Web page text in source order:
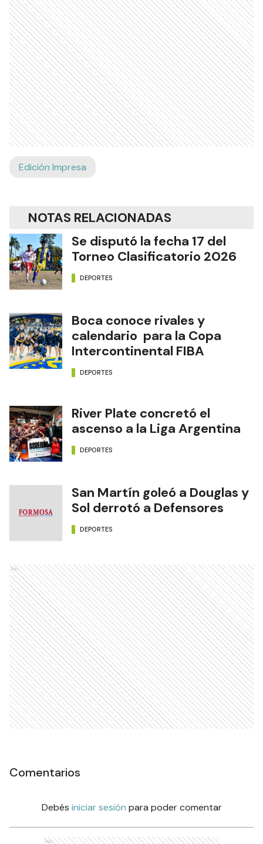
Edición Impresa
NOTAS RELACIONADAS
Se disputó la fecha 17 del
Torneo Clasificatorio 2026
DEPORTES
Boca conoce rivales y
calendario para la Copa
Intercontinental FIBA
DEPORTES
River Plate concretó el
ascenso a la Liga Argentina
DEPORTES
San Martín goleó a Douglas y
Sol derrotó a Defensores
DEPORTES
Ads
Comentarios
Debés iniciar sesión para poder comentar
Ads